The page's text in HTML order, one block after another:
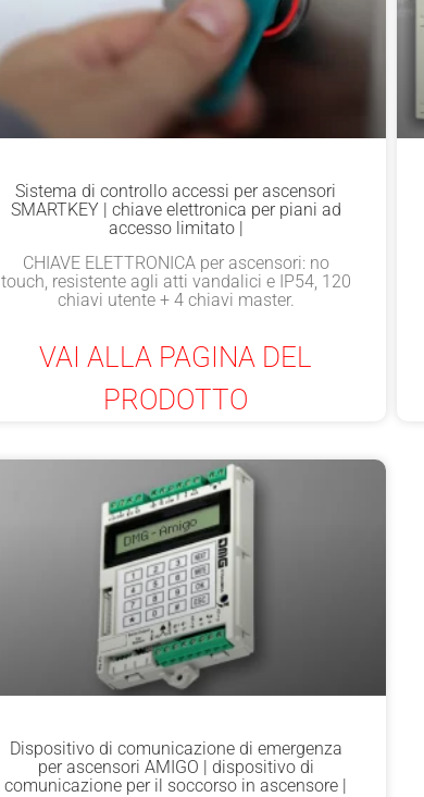
Sistema di controllo accessi per ascensori
SMARTKEY | chiave elettronica per piani ad
accesso limitato |
CHIAVE ELETTRONICA per ascensori: no
touch, resistente agli atti vandalici e IP54, 120
chiavi utente + 4 chiavi master.
VAI ALLA PAGINA DEL
PRODOTTO
Dispositivo di comunicazione di emergenza
per ascensori AMIGO | dispositivo di
comunicazione per il soccorso in ascensore |